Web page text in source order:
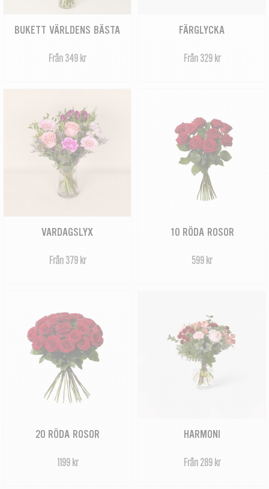
BUKETT VÄRLDENS BÄSTA
Från 349 kr
FÄRGLYCKA
Från 329 kr
VARDAGSLYX
Från 379 kr
10 RÖDA ROSOR
599 kr
20 RÖDA ROSOR
1199 kr
HARMONI
Från 289 kr